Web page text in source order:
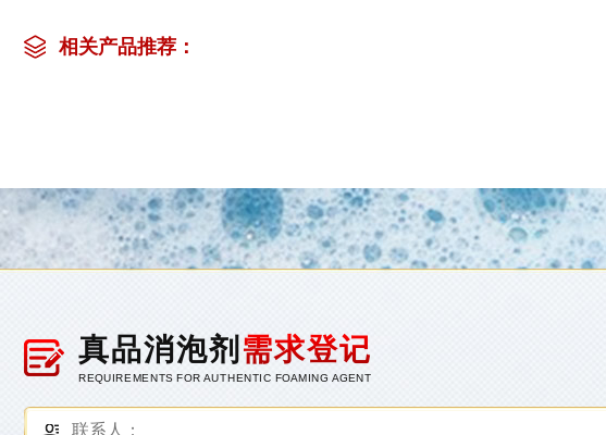
相关产品推荐：
真品消泡剂 需求登记
REQUIREMENTS FOR AUTHENTIC FOAMING AGENT